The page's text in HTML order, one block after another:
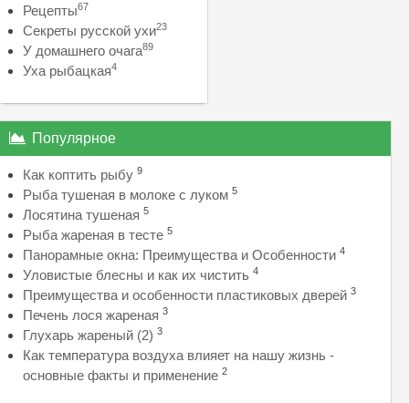
Рецепты67
Секреты русской ухи23
У домашнего очага89
Уха рыбацкая4
Популярное
Как коптить рыбу 9
Рыба тушеная в молоке с луком 5
Лосятина тушеная 5
Рыба жареная в тесте 5
Панорамные окна: Преимущества и Особенности 4
Уловистые блесны и как их чистить 4
Преимущества и особенности пластиковых дверей 3
Печень лося жареная 3
Глухарь жареный (2) 3
Как температура воздуха влияет на нашу жизнь -
основные факты и применение 2